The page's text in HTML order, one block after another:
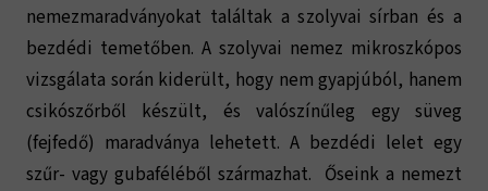
nemezmaradványokat találtak a szolyvai sírban és a
bezdédi temetőben. A szolyvai nemez mikroszkópos
vizsgálata során kiderült, hogy nem gyapjúból, hanem
csikószőrből készült, és valószínűleg egy süveg
(fejfedő) maradványa lehetett. A bezdédi lelet egy
szűr- vagy gubaféléből származhat. Őseink a nemezt